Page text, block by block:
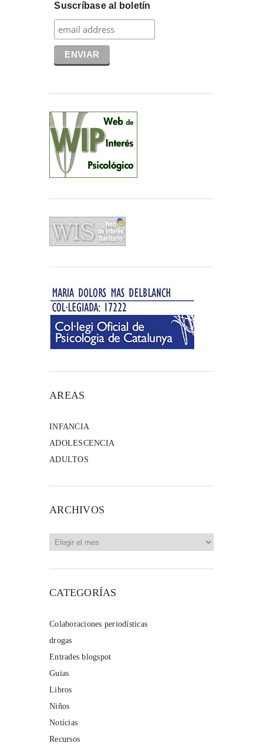
Suscríbase al boletín
AREAS
INFANCIA
ADOLESCENCIA
ADULTOS
ARCHIVOS
Archivos
CATEGORÍAS
Colaboraciones periodísticas
drogas
Entrades blogspot
Guias
Libros
Niños
Notícias
Recursos